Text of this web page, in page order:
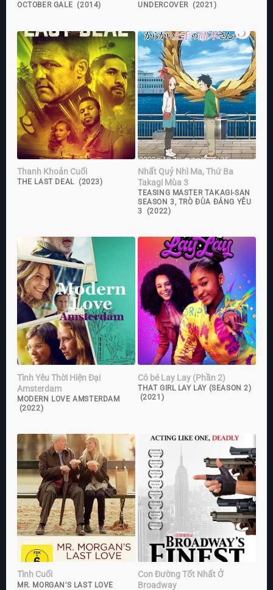
OCTOBER GALE (2014) UNDERCOVER (2021)
Thanh Khoản Cuối
THE LAST DEAL (2023)
Nhất Quỷ Nhì Ma, Thứ Ba
Takagi Mùa 3
TEASING MASTER TAKAGI-SAN
SEASON 3, TRÒ ĐÙA ĐÁNG YÊU
3 (2022)
Tình Yêu Thời Hiện Đại
Amsterdam
MODERN LOVE AMSTERDAM
(2022)
Cô bé Lay Lay (Phần 2)
THAT GIRL LAY LAY (SEASON 2)
(2021)
Tình Cuối
MR. MORGAN'S LAST LOVE
Con Đường Tốt Nhất Ở
Broadway